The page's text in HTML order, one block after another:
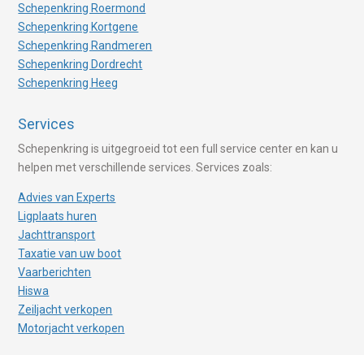
Schepenkring Roermond
Schepenkring Kortgene
Schepenkring Randmeren
Schepenkring Dordrecht
Schepenkring Heeg
Services
Schepenkring is uitgegroeid tot een full service center en kan u
helpen met verschillende services. Services zoals:
Advies van Experts
Ligplaats huren
Jachttransport
Taxatie van uw boot
Vaarberichten
Hiswa
Zeiljacht verkopen
Motorjacht verkopen